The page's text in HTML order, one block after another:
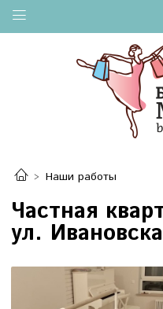
Наши работы
Частная
ул.